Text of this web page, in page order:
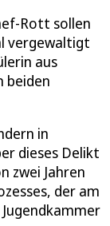
Rott sollen
vergewaltigt
aus
beiden
in
dieses Delikt
zwei Jahren
der am